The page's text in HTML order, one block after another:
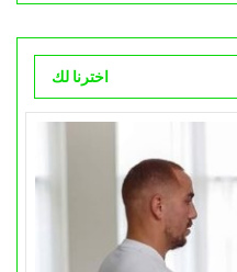
اخترنا لك